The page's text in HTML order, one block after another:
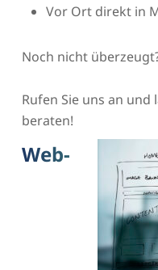
Vor Ort direkt in
Noch nicht
Rufen Sie uns an und
beraten!
Web-